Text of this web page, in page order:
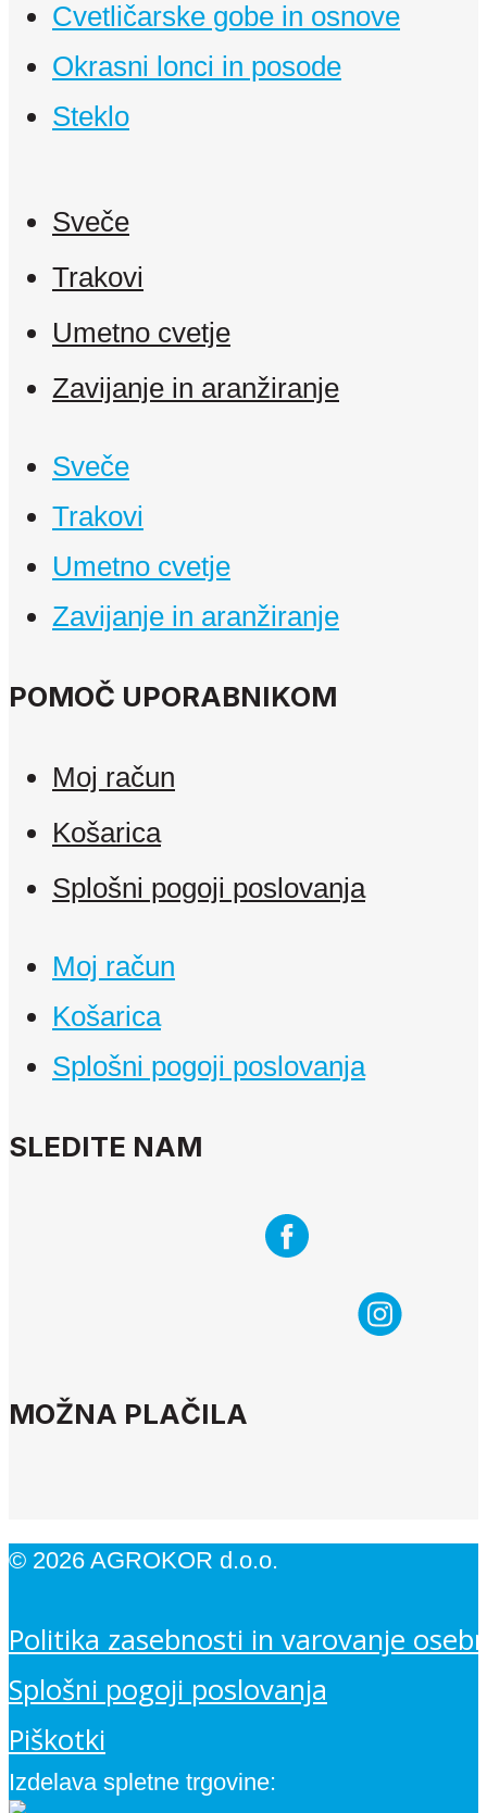
Cvetličarske gobe in osnove
Okrasni lonci in posode
Steklo
Sveče
Trakovi
Umetno cvetje
Zavijanje in aranžiranje
Sveče
Trakovi
Umetno cvetje
Zavijanje in aranžiranje
POMOČ UPORABNIKOM
Moj račun
Košarica
Splošni pogoji poslovanja
Moj račun
Košarica
Splošni pogoji poslovanja
SLEDITE NAM
MOŽNA PLAČILA
© 2026 AGROKOR d.o.o.
Politika zasebnosti in varovanje
Splošni pogoji poslovanja
Piškotki
Izdelava spletne trgovine: